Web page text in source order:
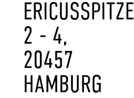
ERICUSSPITZE
2 - 4,
20457
HAMBURG